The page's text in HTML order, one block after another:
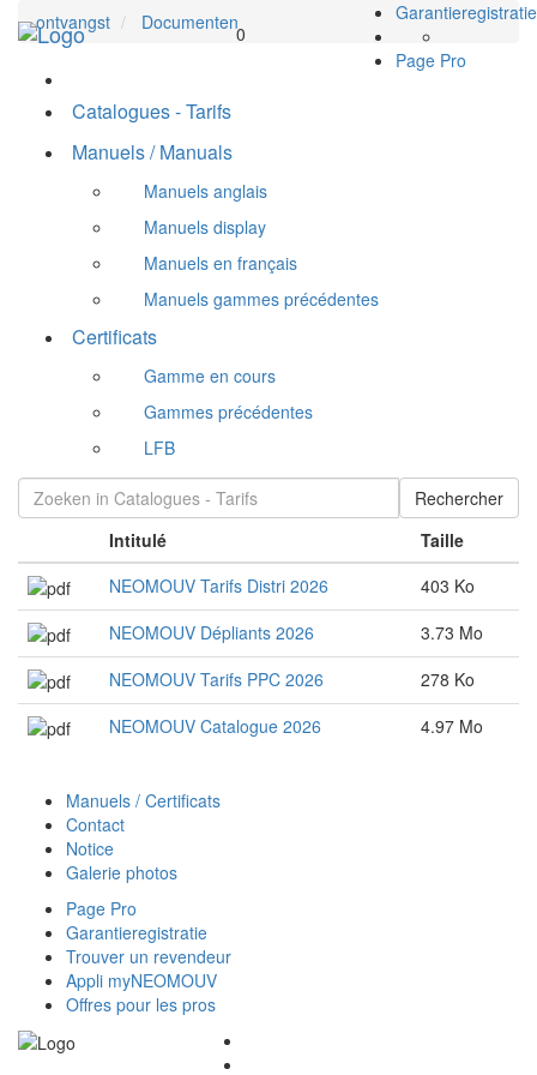
Garantieregistratie
Page Pro
navigation
0
ontvangst Documenten
Catalogues - Tarifs
Manuels / Manuals
Manuels anglais
Manuels display
Manuels en français
Manuels gammes précédentes
Certificats
Gamme en cours
Gammes précédentes
LFB
Rechercher
Intitulé
Taille
NEOMOUV Tarifs Distri 2026
403 Ko
NEOMOUV Dépliants 2026
3.73 Mo
NEOMOUV Tarifs PPC 2026
278 Ko
NEOMOUV Catalogue 2026
4.97 Mo
Manuels / Certificats
Contact
Notice
Galerie photos
Page Pro
Garantieregistratie
Trouver un revendeur
Appli myNEOMOUV
Offres pour les pros